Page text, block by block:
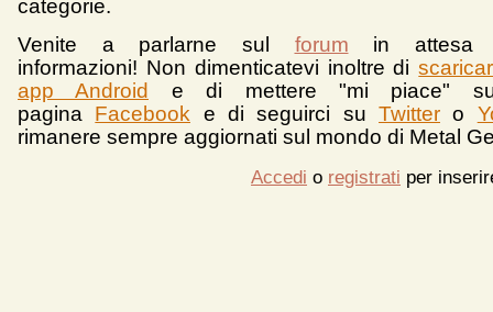
categorie.
Venite a parlarne sul forum in attesa
informazioni! Non dimenticatevi inoltre di
app Android
e di mettere "mi piace"
pagina Facebook e di seguirci suTwitter o
rimanere sempre aggiornati sul mondo di Metal
Accedi o registrati per